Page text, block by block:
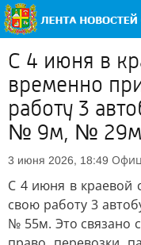
С 4 июня в
временно
работу 3
№ 9м, №
3 июня 2026, 18:49
С 4 июня в краевой
свою работу 3
№ 55м. Это связано